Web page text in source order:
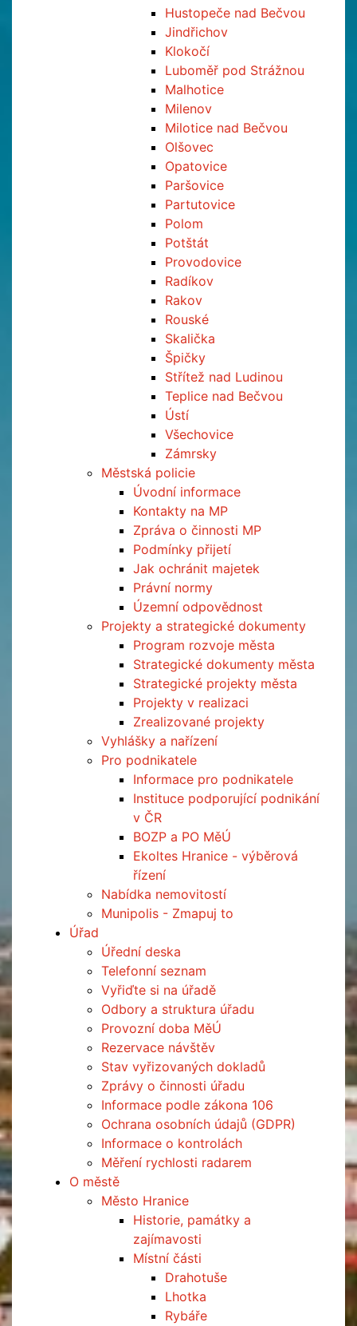
Hustopeče nad Bečvou
Jindřichov
Klokočí
Luboměř pod Strážnou
Malhotice
Milenov
Milotice nad Bečvou
Olšovec
Opatovice
Paršovice
Partutovice
Polom
Potštát
Provodovice
Radíkov
Rakov
Rouské
Skalička
Špičky
Střítež nad Ludinou
Teplice nad Bečvou
Ústí
Všechovice
Zámrsky
Městská policie
Úvodní informace
Kontakty na MP
Zpráva o činnosti MP
Podmínky přijetí
Jak ochránit majetek
Právní normy
Územní odpovědnost
Projekty a strategické dokumenty
Program rozvoje města
Strategické dokumenty města
Strategické projekty města
Projekty v realizaci
Zrealizované projekty
Vyhlášky a nařízení
Pro podnikatele
Informace pro podnikatele
Instituce podporující podnikání
v ČR
BOZP a PO MěÚ
Ekoltes Hranice - výběrová
řízení
Nabídka nemovitostí
Munipolis - Zmapuj to
Úřad
Úřední deska
Telefonní seznam
Vyřiďte si na úřadě
Odbory a struktura úřadu
Provozní doba MěÚ
Rezervace návštěv
Stav vyřizovaných dokladů
Zprávy o činnosti úřadu
Informace podle zákona 106
Ochrana osobních údajů (GDPR)
Informace o kontrolách
Měření rychlosti radarem
O městě
Město Hranice
Historie, památky a
zajímavosti
Místní části
Drahotuše
Lhotka
Rybáře